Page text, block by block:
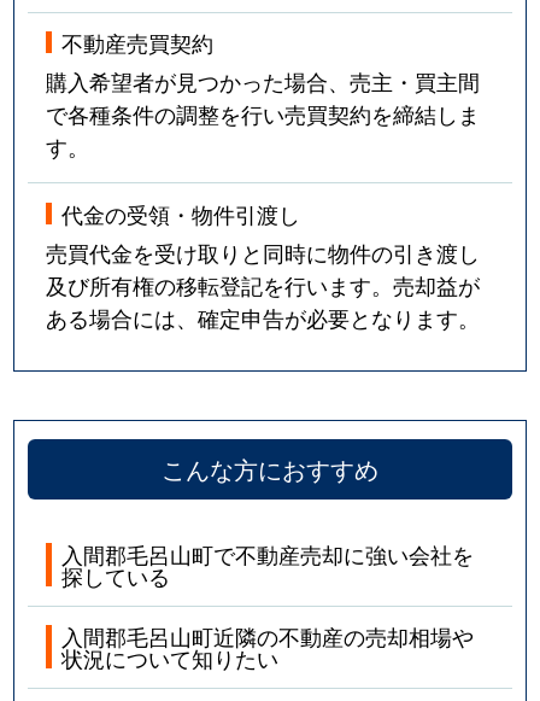
不動産売買契約
購入希望者が見つかった場合、売主・買主間
で各種条件の調整を行い売買契約を締結しま
す。
代金の受領・物件引渡し
売買代金を受け取りと同時に物件の引き渡し
及び所有権の移転登記を行います。売却益が
ある場合には、確定申告が必要となります。
こんな方におすすめ
入間郡毛呂山町で不動産売却に強い会社を
探している
入間郡毛呂山町近隣の不動産の売却相場や
状況について知りたい